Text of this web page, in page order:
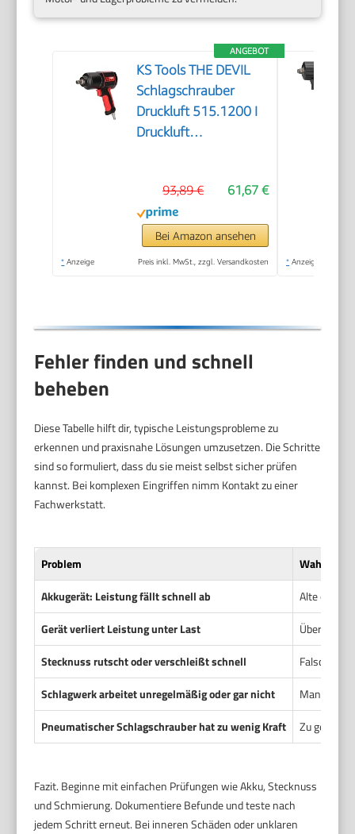
ANGEBOT
KS Tools THE DEVIL
Schlagschrauber
Druckluft 515.1200 I
Druckluft
Umschalthebel L/R I
Hochleistungs-
Doppel-Hammer-
Schlagwerk
61,67 €
93,89 €
Bei Amazon ansehen
* Anzeige Preis inkl. MwSt., zzgl. Versandkosten * Anzeige
Fehler finden und schnell
beheben
Diese Tabelle hilft dir, typische Leistungsprobleme zu
erkennen und praxisnahe Lösungen umzusetzen. Die Schritte
sind so formuliert, dass du sie meist selbst sicher prüfen
kannst. Bei komplexen Eingriffen nimm Kontakt zu einer
Fachwerkstatt.
Problem
Akkugerät: Leistung fällt schnell ab
Alte oder
Gerät verliert Leistung unter Last
Stecknuss rutscht oder verschleißt schnell
Falsche
Schlagwerk arbeitet unregelmäßig oder gar nicht
Pneumatischer Schlagschrauber hat zu wenig Kraft
Zu
Fazit. Beginne mit einfachen Prüfungen wie Akku, Stecknuss
und Schmierung. Dokumentiere Befunde und teste nach
jedem Schritt erneut. Bei inneren Schäden oder unklaren